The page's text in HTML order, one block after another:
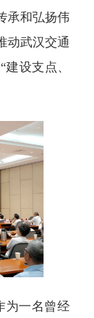
承和弘扬伟
动武汉交通
设支点、
为一名曾经